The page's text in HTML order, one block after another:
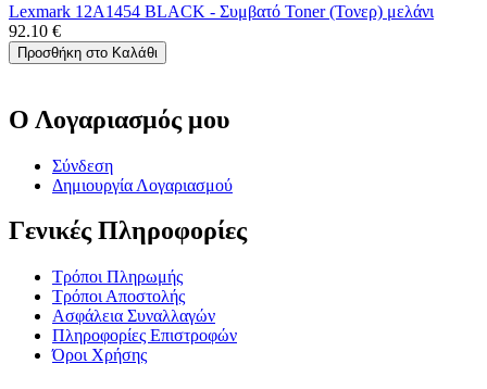
Lexmark 12A1454 BLACK - Συμβατό Toner (Τονερ) μελάνι
92.10 €
Προσθήκη στο Καλάθι
Ο Λογαριασμός μου
Σύνδεση
Δημιουργία Λογαριασμού
Γενικές Πληροφορίες
Τρόποι Πληρωμής
Τρόποι Αποστολής
Ασφάλεια Συναλλαγών
Πληροφορίες Επιστροφών
Όροι Χρήσης